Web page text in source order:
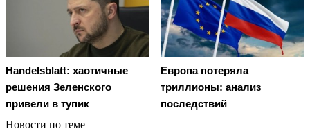
Handelsblatt: хаотичные
решения Зеленского
привели в тупик
Европа потеряла
триллионы: анализ
последствий
Новости по теме